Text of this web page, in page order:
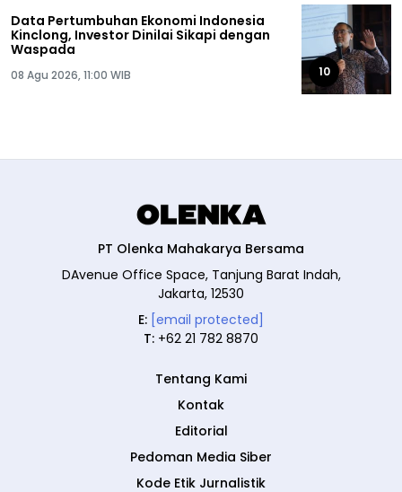
Data Pertumbuhan Ekonomi Indonesia
Kinclong, Investor Dinilai Sikapi dengan
Waspada
08 Agu 2026, 11:00 WIB 10
PT Olenka Mahakarya Bersama
DAvenue Office Space, Tanjung Barat Indah,
Jakarta, 12530
E: [email protected]
T: +62 21 782 8870
Tentang Kami
Kontak
Editorial
Pedoman Media Siber
Kode Etik Jurnalistik